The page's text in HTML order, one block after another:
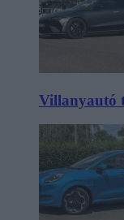
Villanyautó